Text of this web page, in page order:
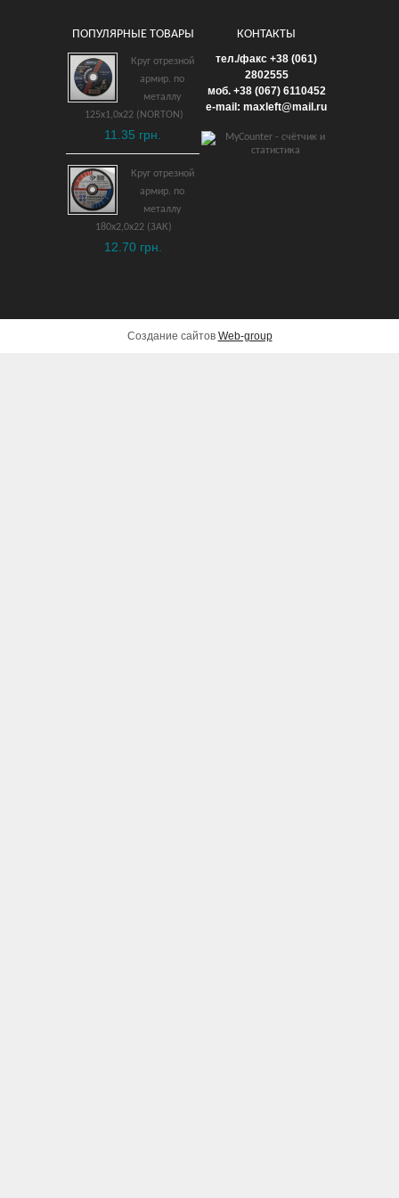
Круг отрезной по
нержавейке 125х2,0х22
(BOSCH)
35.10 грн.
ДОБАВИТЬ В КОРЗИНУ
ПОПУЛЯРНЫЕ ТОВАРЫ
Круг отрезной
армир. по
металлу
125х1,0х22 (NORTON)
11.35 грн.
Круг отрезной
армир. по
металлу
180х2,0х22 (ЗАК)
12.70 грн.
КОНТАКТЫ
тел./факс +38 (061)
2802555
моб. +38 (067) 6110452
e-mail: maxleft@mail.ru
Создание сайтов Web-group